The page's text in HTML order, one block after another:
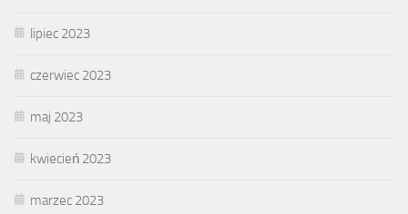
lipiec 2023
czerwiec 2023
maj 2023
kwiecień 2023
marzec 2023